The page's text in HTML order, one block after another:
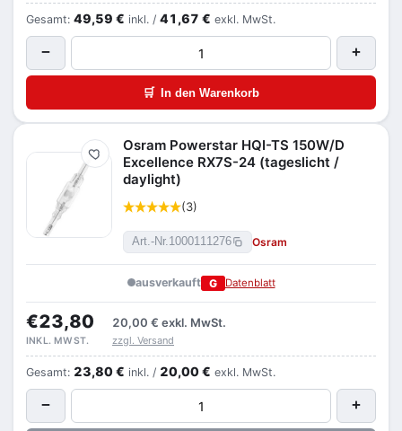
Gesamt: 49,59 € inkl. / 41,67 € exkl. MwSt.
− +
🛒 In den Warenkorb
Merken
Osram Powerstar HQI-TS 150W/D
Excellence RX7S-24 (tageslicht /
daylight)
(3)
Art.-Nr.1000111276 Osram
ausverkauft G Datenblatt
€23,80 20,00 € exkl. MwSt.
INKL. MWST. zzgl. Versand
Gesamt: 23,80 € inkl. / 20,00 € exkl. MwSt.
− +